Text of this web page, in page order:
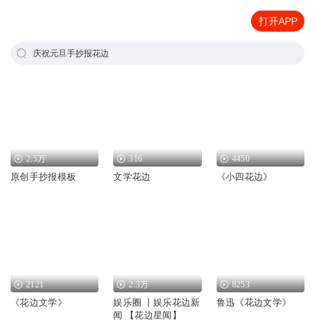
打开APP
庆祝元旦手抄报花边
2.5万
原创手抄报模板
316
文学花边
4450
《小四花边》
2121
《花边文学》
2.3万
娱乐圈 丨娱乐花边新
闻 【花边星闻】
8253
鲁迅《花边文学》